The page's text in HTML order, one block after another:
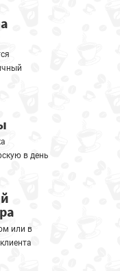
в день
или в